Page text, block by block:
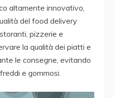
altamente innovativo,
del food delivery
pizzerie e
la qualità dei piatti e
le consegne, evitando
e gommosi.